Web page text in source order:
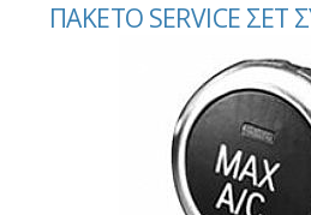
ΠΑΚΕΤΟ SERVICE ΣΕΤ